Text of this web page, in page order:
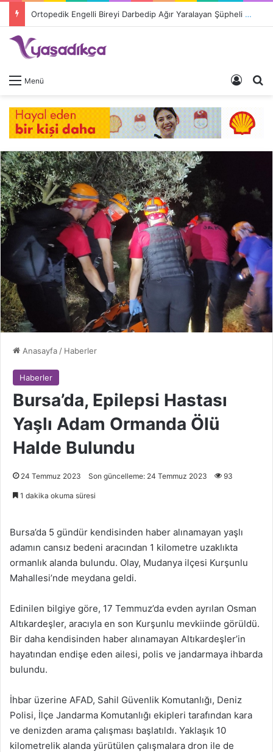
Ortopedik Engelli Bireyi Darbedip Ağır Yaralayan Şüpheli Tutuklandı
Menü Giriş
Anasayfa / Haberler
Haberler
Bursa’da, Epilepsi Hastası
Yaşlı Adam Ormanda Ölü
Halde Bulundu
24 Temmuz 2023 Son güncelleme: 24 Temmuz 2023 93
1 dakika okuma süresi
Bursa’da 5 gündür kendisinden haber alınamayan yaşlı
adamın cansız bedeni aracından 1 kilometre uzaklıkta
ormanlık alanda bulundu. Olay, Mudanya ilçesi Kurşunlu
Mahallesi’nde meydana geldi.
Edinilen bilgiye göre, 17 Temmuz’da evden ayrılan Osman
Altıkardeşler, aracıyla en son Kurşunlu mevkiinde görüldü.
Bir daha kendisinden haber alınamayan Altıkardeşler’in
hayatından endişe eden ailesi, polis ve jandarmaya ihbarda
bulundu.
İhbar üzerine AFAD, Sahil Güvenlik Komutanlığı, Deniz
Polisi, İlçe Jandarma Komutanlığı ekipleri tarafından kara
ve denizden arama çalışması başlatıldı. Yaklaşık 10
kilometrelik alanda yürütülen çalışmalara dron ile de